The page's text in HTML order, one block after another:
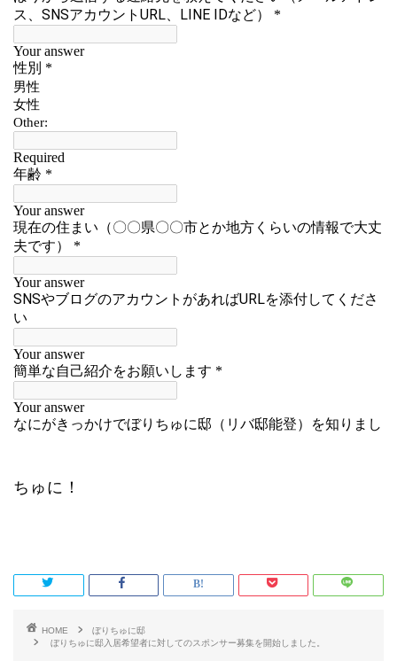
ちゅに！
HOME
ぼりちゅに邸
ぼりちゅに邸入居希望者に対してのスポンサー募集を開始しました。